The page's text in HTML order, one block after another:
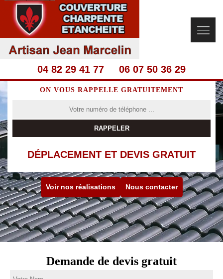
04 82 29 41 77 06 07 50 36 29
ON VOUS RAPPELLE GRATUITEMENT
DÉPLACEMENT ET DEVIS GRATUIT
Voir nos réalisations Nous contacter
Demande de devis gratuit